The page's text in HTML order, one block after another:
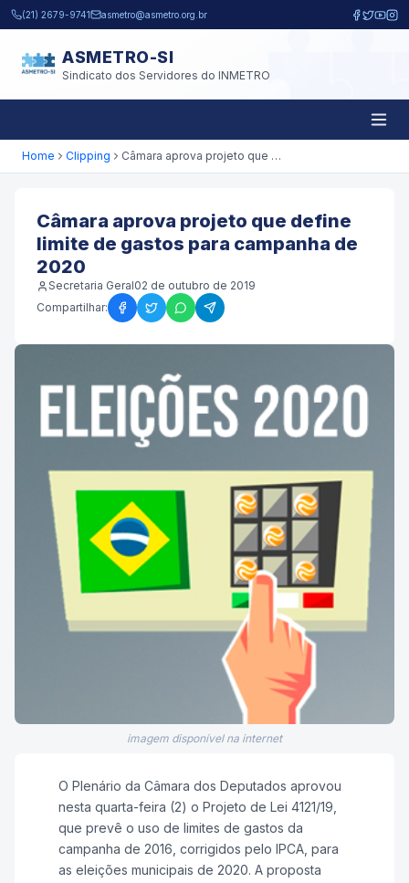
Pular para o conteúdo principal
(21) 2679-9741 asmetro@asmetro.org.br
ASMETRO-SI
Sindicato dos Servidores do INMETRO
Home Clipping Câmara aprova projeto que define limite de gastos para campanha de 2020
Câmara aprova projeto que define
limite de gastos para campanha de
2020
Secretaria Geral02 de outubro de 2019
Compartilhar:
imagem disponível na internet
O Plenário da Câmara dos Deputados aprovou
nesta quarta-feira (2) o Projeto de Lei 4121/19,
que prevê o uso de limites de gastos da
campanha de 2016, corrigidos pelo IPCA , para
as eleições municipais de 2020. A proposta